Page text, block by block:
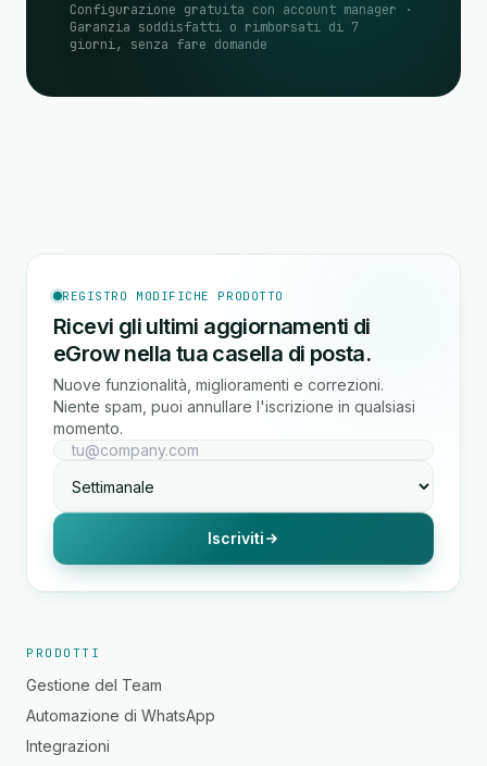
Configurazione gratuita con account manager ·
Garanzia soddisfatti o rimborsati di 7
giorni, senza fare domande
REGISTRO MODIFICHE PRODOTTO
Ricevi gli ultimi aggiornamenti di
eGrow nella tua casella di posta.
Nuove funzionalità, miglioramenti e correzioni.
Niente spam, puoi annullare l'iscrizione in qualsiasi
momento.
Iscriviti
PRODOTTI
Gestione del Team
Automazione di WhatsApp
Integrazioni